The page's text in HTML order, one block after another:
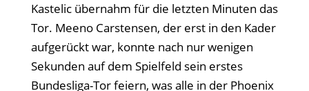
Kastelic übernahm für die letzten Minuten das
Tor. Meeno Carstensen, der erst in den Kader
aufgerückt war, konnte nach nur wenigen
Sekunden auf dem Spielfeld sein erstes
Bundesliga-Tor feiern, was alle in der Phoenix